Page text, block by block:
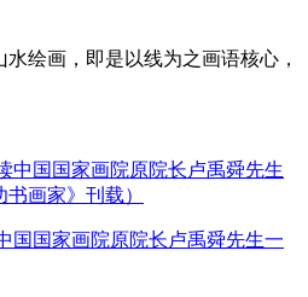
绘画，即是以线为之画语核心，
国家画院原院长卢禹舜先生一